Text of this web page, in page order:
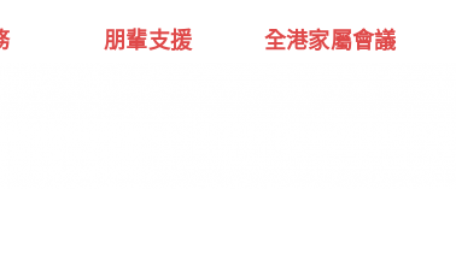
朋輩支援 全港家屬會議